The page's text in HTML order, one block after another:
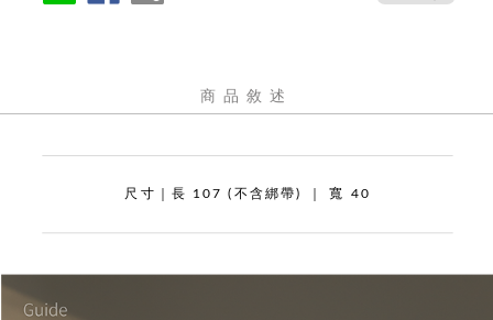
商品敘述